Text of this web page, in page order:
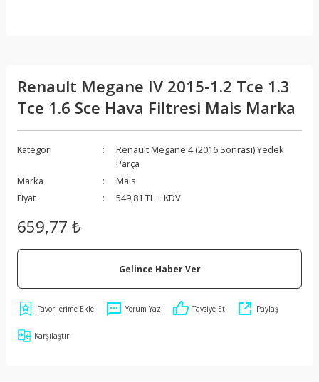
Renault Megane IV 2015-1.2 Tce 1.3
Tce 1.6 Sce Hava Filtresi Mais Marka
Kategori
Renault Megane 4 (2016 Sonrası) Yedek
Parça
Marka
Mais
Fiyat
549,81 TL + KDV
659,77 ₺
Gelince Haber Ver
Yorum Yaz Tavsiye Et Paylaş
Karşılaştır